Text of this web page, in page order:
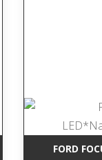
LM*LED*NAVI*PDC*S
FORD